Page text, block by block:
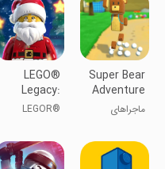
Super Bear
Adventure
ماجراهای
LEGO®
Legacy:
Heroes
LEGOR®
قهرمانان گشوده